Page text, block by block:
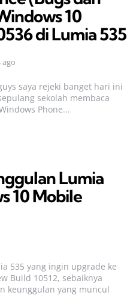
10
di Lumia 535
ago
saya rejeki banget hari ini
sekolah membaca
Phone...
Lumia
10 Mobile
535 yang ingin upgrade ke
Build 10512, sebaiknya
keunggulan yang muncul